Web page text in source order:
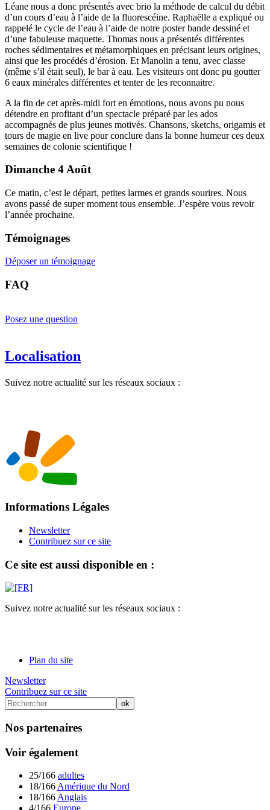
Léane nous a donc présentés avec brio la méthode de calcul du débit
d’un cours d’eau à l’aide de la fluorescéine. Raphaëlle a expliqué ou
rappelé le cycle de l’eau à l’aide de notre poster bande dessiné et
d’une fabuleuse maquette. Thomas nous a présentés différentes
roches sédimentaires et métamorphiques en précisant leurs origines,
ainsi que les procédés d’érosion. Et Manolin a tenu, avec classe
(même s’il était seul), le bar à eau. Les visiteurs ont donc pu goutter
6 eaux minérales différentes et tenter de les reconnaitre.
A la fin de cet après-midi fort en émotions, nous avons pu nous
détendre en profitant d’un spectacle préparé par les ados
accompagnés de plus jeunes motivés. Chansons, sketchs, origamis et
tours de magie en live pour conclure dans la bonne humeur ces deux
semaines de colonie scientifique !
Dimanche 4 Août
Ce matin, c’est le départ, petites larmes et grands sourires. Nous
avons passé de super moment tous ensemble. J’espère vous revoir
l’année prochaine.
Témoignages
Déposer un témoignage
FAQ
Posez une question
Localisation
Suivez notre actualité sur les réseaux sociaux :
Informations Légales
Newsletter
Contribuez sur ce site
Ce site est aussi disponible en :
Suivez notre actualité sur les réseaux sociaux :
Plan du site
Newsletter
Contribuez sur ce site
Nos partenaires
Voir également
25/166 adultes
18/166Amérique du Nord
18/166Anglais